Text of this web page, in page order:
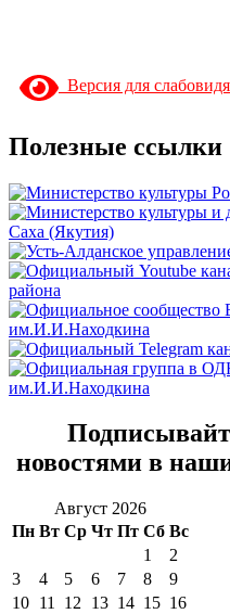
Версия для
Полезные ссылки
новостями в
Август 2026
Пн Вт Ср Чт Пт Сб Вс
1
2
3
4 5 6 7 8
9
10 11 12 13 14 15 16